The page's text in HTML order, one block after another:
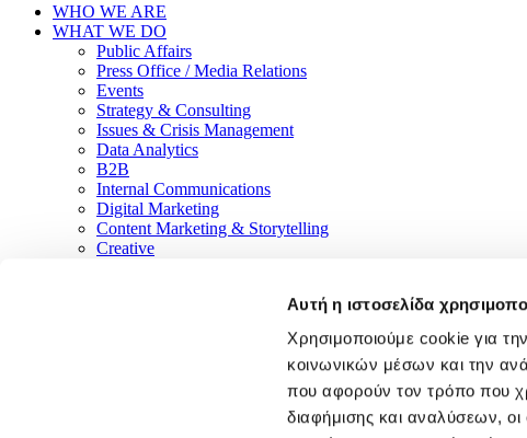
Αυτή η ιστοσελίδα
Χρησιμοποιούμε cookie για
κοινωνικών μέσων και την
που αφορούν τον τρόπο που
διαφήμισης και αναλύσεων,
WHO WE ARE
WHAT WE DO
Public Affairs
Press Office / Media Relations
Events
Strategy & Consulting
Issues & Crisis Management
Data Analytics
B2B
Internal Communications
Digital Marketing
Content Marketing & Storytelling
Creative
Youtube Tiktok